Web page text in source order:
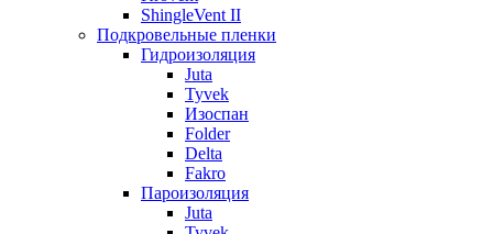
ShingleVent II
Подкровельные пленки
Гидроизоляция
Juta
Tyvek
Изоспан
Folder
Delta
Fakro
Пароизоляция
Juta